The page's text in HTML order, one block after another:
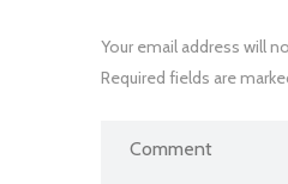
Your email address will
Required fields are